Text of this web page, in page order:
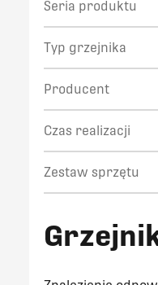
Seria produktu
Typ grzejnika
Producent
Czas realizacji
Zestaw sprzętu